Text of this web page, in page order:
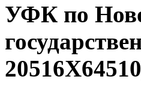
УФК по
20516X